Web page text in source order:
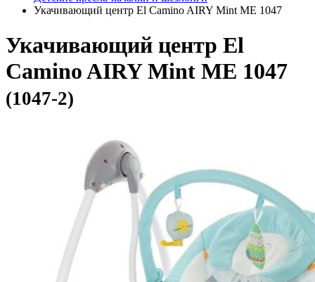
Укачивающий центр El Camino AIRY Mint ME 1047
Укачивающий центр El
Camino AIRY Mint ME 1047
(1047-2)